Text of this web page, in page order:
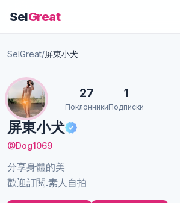
SelGreat
SelGreat/屏東小犬
屏東小犬
@Dog1069
分享身體的美
歡迎訂閱.素人自拍
27
Поклонники
1
Подписки